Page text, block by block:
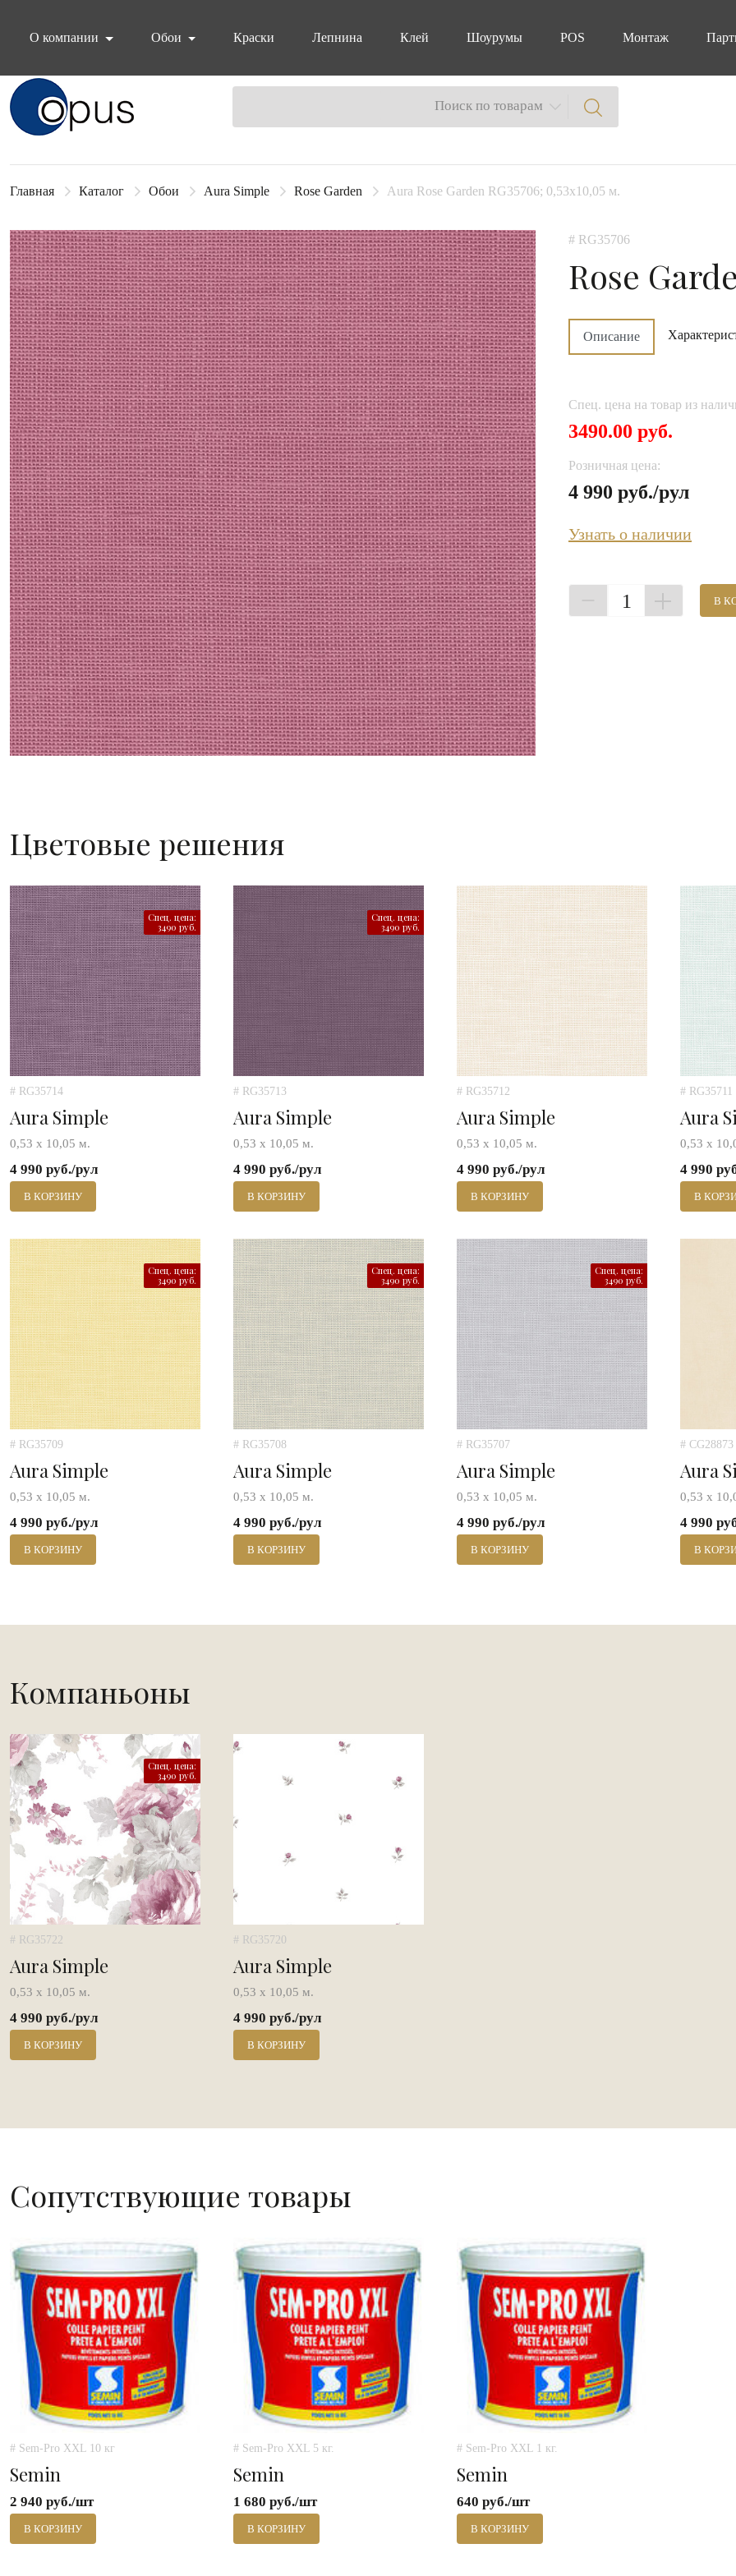
О компании
Обои Краски Лепнина Клей Шоурумы POS Монтаж
Блок поиска Поиск по товарам
Главная Каталог Обои Aura Simple Rose Garden Aura Rose Garden RG35706; 0,53х10,05 м.
# RG35706
Rose
Описание
Спец. цена на товар из
3490.00 руб.
Розничная цена:
4 990 руб./рул
Узнать о наличии
1 В
Цветовые решения
Спец. цена:
3490 руб.
# RG35714
Aura Simple
0,53 х 10,05 м.
4 990 руб./рул
В КОРЗИНУ
Спец. цена:
3490 руб.
# RG35713
Aura Simple
0,53 х 10,05 м.
4 990 руб./рул
В КОРЗИНУ
# RG35712
Aura Simple
0,53 х 10,05 м.
4 990 руб./рул
В КОРЗИНУ
# RG35711
Aura
0,53 х
4 990
В
Спец. цена:
3490 руб.
# RG35709
Aura Simple
0,53 х 10,05 м.
4 990 руб./рул
В КОРЗИНУ
Спец. цена:
3490 руб.
# RG35708
Aura Simple
0,53 х 10,05 м.
4 990 руб./рул
В КОРЗИНУ
Спец. цена:
3490 руб.
# RG35707
Aura Simple
0,53 х 10,05 м.
4 990 руб./рул
В КОРЗИНУ
# CG28873
Aura
0,53 х
4 990
В
Компаньоны
Спец. цена:
3490 руб.
# RG35722
Aura Simple
0,53 х 10,05 м.
4 990 руб./рул
В КОРЗИНУ
# RG35720
Aura Simple
0,53 х 10,05 м.
4 990 руб./рул
В КОРЗИНУ
Сопутствующие товары
# Sem-Pro XXL 10 кг
Semin
2 940 руб./шт
В КОРЗИНУ
# Sem-Pro XXL 5 кг.
Semin
1 680 руб./шт
В КОРЗИНУ
# Sem-Pro XXL 1 кг.
Semin
640 руб./шт
В КОРЗИНУ